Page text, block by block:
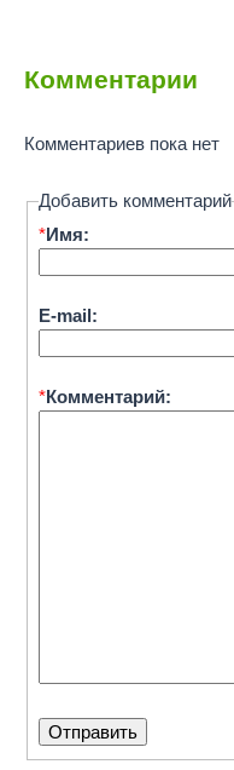
Комментарии
Комментариев пока нет
Добавить комментарий
*Имя:
E-mail:
*Комментарий: